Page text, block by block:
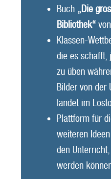
Buch „Die
Bibliothek“von
Klassen-
die es schafft,
zu üben
Bilder von der
landet im
Plattform für
weiteren
den
werden